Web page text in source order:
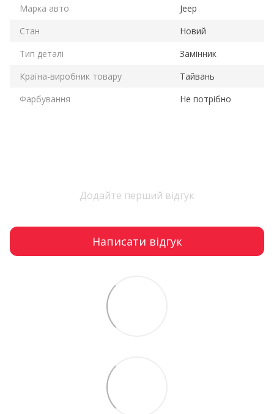
Марка авто
Jeep
Стан
Новий
Тип деталі
Замінник
Країна-виробник товару
Тайвань
Фарбування
Не потрібно
Додайте перший відгук
Написати відгук